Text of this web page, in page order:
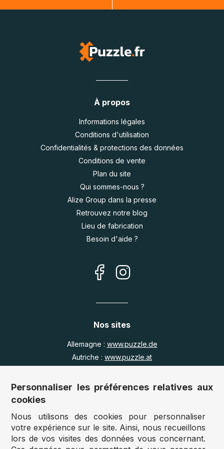
À propos
Informations légales
Conditions d'utilisation
Confidentialités & protections des données
Conditions de vente
Plan du site
Qui sommes-nous ?
Alize Group dans la presse
Retrouvez notre blog
Lieu de fabrication
Besoin d'aide ?
Nos sites
Allemagne : www.puzzle.de
Autriche : www.puzzle.at
Royaume Uni :
www.jigsawpuzzle.co.uk
Accès revendeurs / détaillants
Vous avez un magasin ?
Personnaliser les préférences relatives aux
cookies
Nous utilisons des cookies pour personnaliser
votre expérience sur le site. Ainsi, nous recueillons
lors de vos visites des données vous concernant.